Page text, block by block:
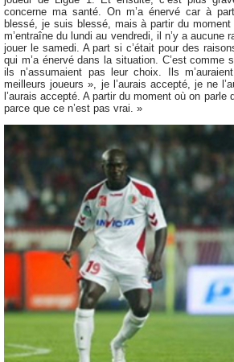
concerne ma santé. On m’a énervé car à
blessé, je suis blessé, mais à partir du
m’entraîne du lundi au vendredi, il n’y a aucune
jouer le samedi. A part si c’était pour des
qui m’a énervé dans la situation. C’est comme
ils n’assumaient pas leur choix. Ils
meilleurs joueurs », je l’aurais accepté, je ne
l’aurais accepté. A partir du moment où on parle
parce que ce n’est pas vrai. »